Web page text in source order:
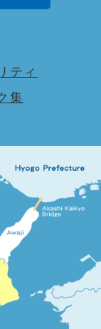
ティ
集